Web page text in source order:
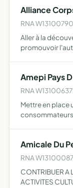
athl…
Alliance
RNA
Aller à la
promouvoir
Amepi Pays
RNA
Mettre en place
de c…
Amicale Du
RNA
CONTRIBUER A
ACTIVITES